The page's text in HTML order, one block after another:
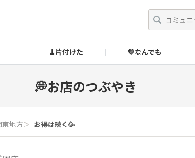
🧹片付けた 💛なんでも
💭お店のつぶやき
東地方＞ お得は続く🥳